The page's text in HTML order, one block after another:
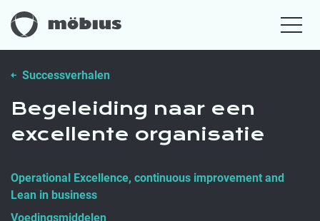
Successverhalen
Begeleiding naar een
excellente organisatie
Operational Excellence, continuous improvement and
Lean in business
Voedingsmiddelen